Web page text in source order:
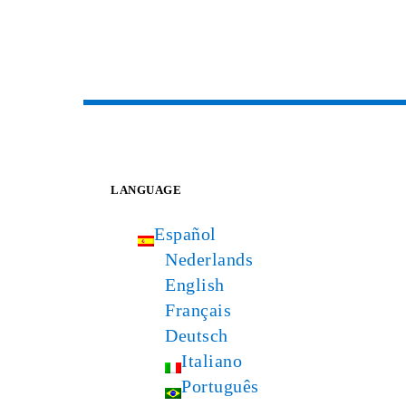
LANGUAGE
Español
Nederlands
English
Français
Deutsch
Italiano
Português